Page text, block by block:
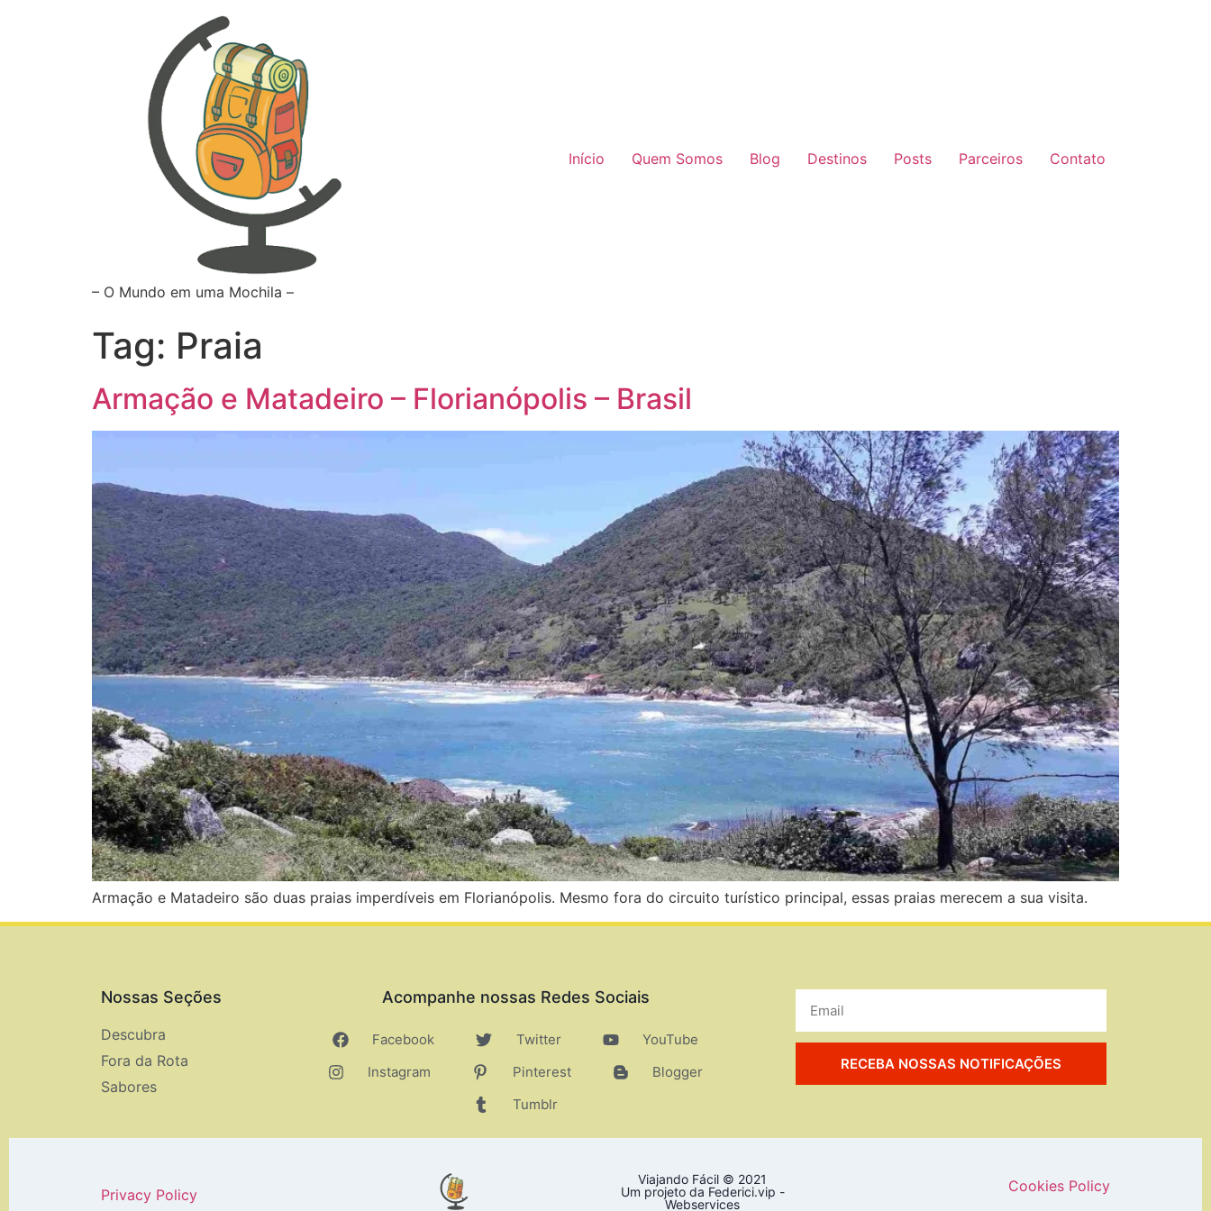
– O Mundo em uma Mochila –
Início Quem Somos Blog Destinos Posts Parceiros Contato
Tag: Praia
Armação e Matadeiro – Florianópolis – Brasil
Armação e Matadeiro são duas praias imperdíveis em Florianópolis. Mesmo fora do circuito turístico principal, essas praias merecem a sua visita.
Nossas Seções
Descubra
Fora da Rota
Sabores
Acompanhe nossas Redes Sociais
Facebook Twitter
YouTube
Instagram
Pinterest
Blogger
Tumblr
RECEBA NOSSAS NOTIFICAÇÕES
Privacy Policy
Viajando Fácil © 2021
Um projeto da Federici.vip -
Webservices
Cookies Policy